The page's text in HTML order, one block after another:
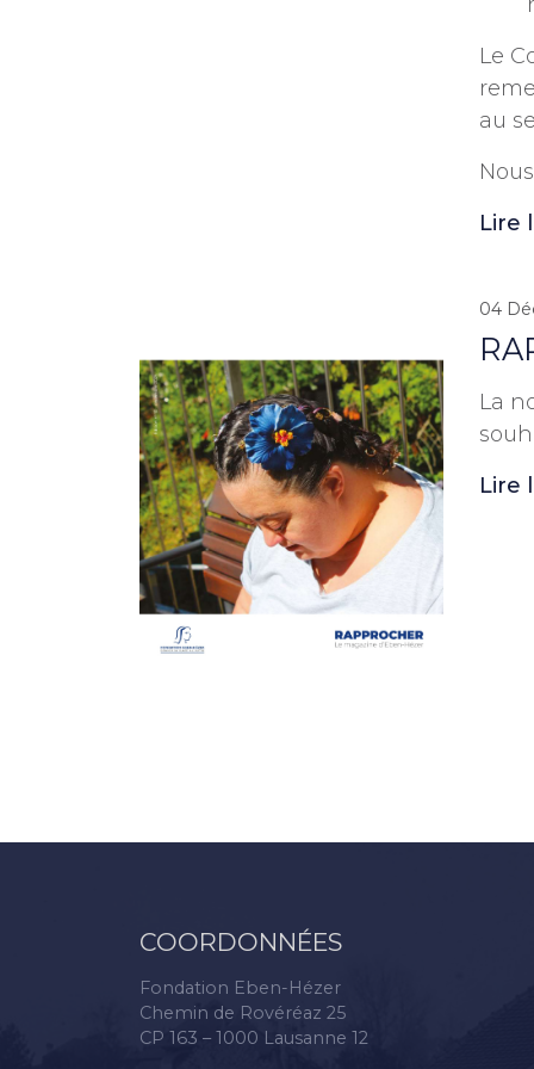
Le
au
Lire
04
La
Lire
COORDONNÉES
Fondation Eben-Hézer
Chemin de Rovéréaz 25
CP 163 – 1000 Lausanne 12